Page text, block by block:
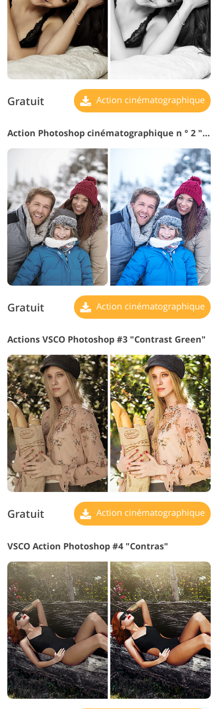
Gratuit Action cinématographique
Action Photoshop cinématographique n ° 2 "Cold"
Gratuit Action cinématographique
Actions VSCO Photoshop #3 "Contrast Green"
Gratuit Action cinématographique
VSCO Action Photoshop #4 "Contras"